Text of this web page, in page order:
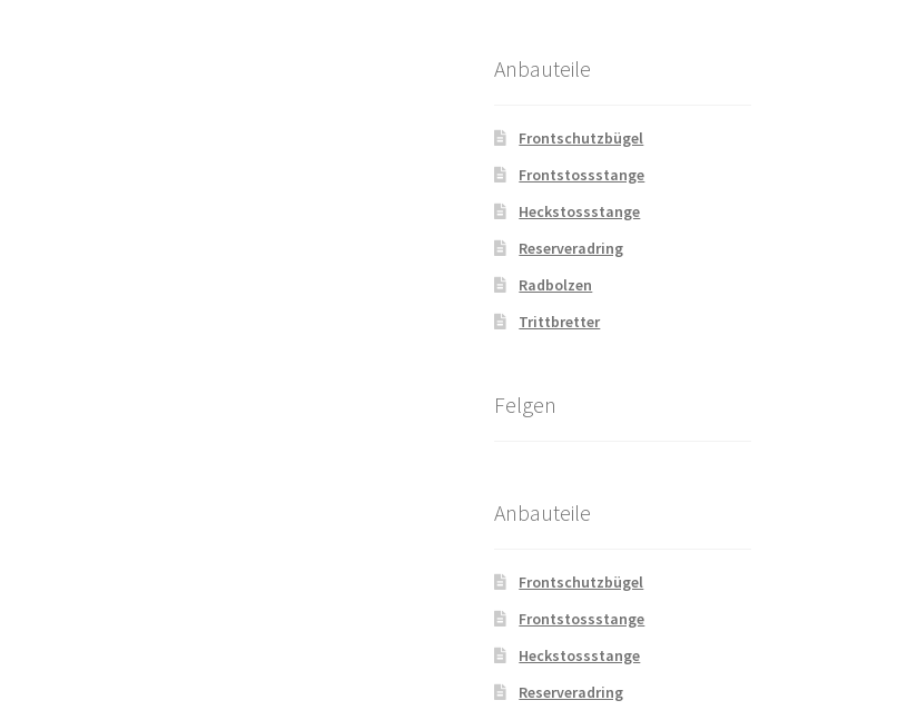
Anbauteile
Frontschutzbügel
Frontstossstange
Heckstossstange
Reserveradring
Radbolzen
Trittbretter
Felgen
Anbauteile
Frontschutzbügel
Frontstossstange
Heckstossstange
Reserveradring